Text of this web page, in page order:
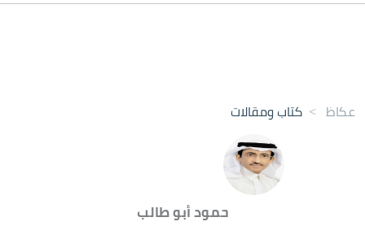
عكاظ > كتاب ومقالات
حمود أبو طالب